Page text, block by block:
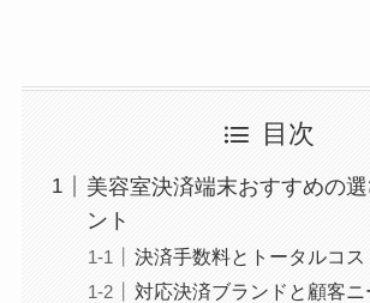
目次
美容室決済端末おすすめの
ント
決済手数料とトータルコス
対応決済ブランドと顧客ニ